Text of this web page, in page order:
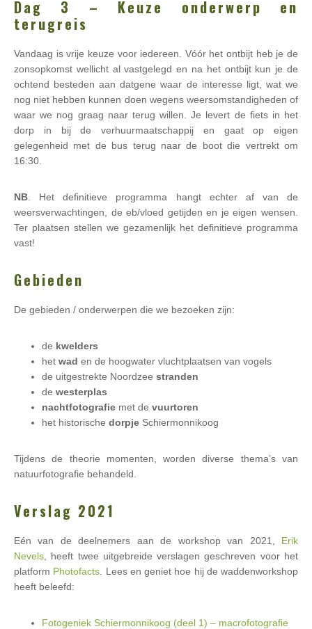
Dag 3 – Keuze onderwerp en
terugreis
Vandaag is vrije keuze voor iedereen. Vóór het ontbijt heb je de
zonsopkomst wellicht al vastgelegd en na het ontbijt kun je de
ochtend besteden aan datgene waar de interesse ligt, wat we
nog niet hebben kunnen doen wegens weersomstandigheden of
waar we nog graag naar terug willen. Je levert de fiets in het
dorp in bij de verhuurmaatschappij en gaat op eigen
gelegenheid met de bus terug naar de boot die vertrekt om
16:30.
NB . Het definitieve programma hangt echter af van de
weersverwachtingen, de eb/vloed getijden en je eigen wensen.
Ter plaatsen stellen we gezamenlijk het definitieve programma
vast!
Gebieden
De gebieden / onderwerpen die we bezoeken zijn:
de kwelders
het wad en de hoogwater vluchtplaatsen van vogels
de uitgestrekte Noordzee stranden
de westerplas
nachtfotografie met de vuurtoren
het historische dorpje Schiermonnikoog
Tijdens de theorie momenten, worden diverse thema’s van
natuurfotografie behandeld.
Verslag 2021
Eén van de deelnemers aan de workshop van 2021, Erik
Nevels , heeft twee uitgebreide verslagen geschreven voor het
platform Photofacts . Lees en geniet hoe hij de waddenworkshop
heeft beleefd:
Fotogeniek Schiermonnikoog (deel 1) – macrofotografie